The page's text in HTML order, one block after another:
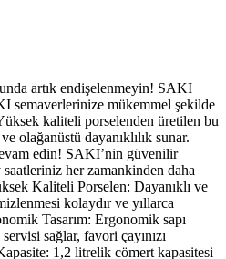
artık endişelenmeyin! SAKI
semaverlerinize mükemmel şekilde
kaliteli porselenden üretilen bu
olağanüstü dayanıklılık sunar.
edin! SAKI’nin güvenilir
her zamankinden daha
Kaliteli Porselen: Dayanıklı ve
kolaydır ve yıllarca
Tasarım: Ergonomik sapı
sağlar, favori çayınızı
1,2 litrelik cömert kapasitesi